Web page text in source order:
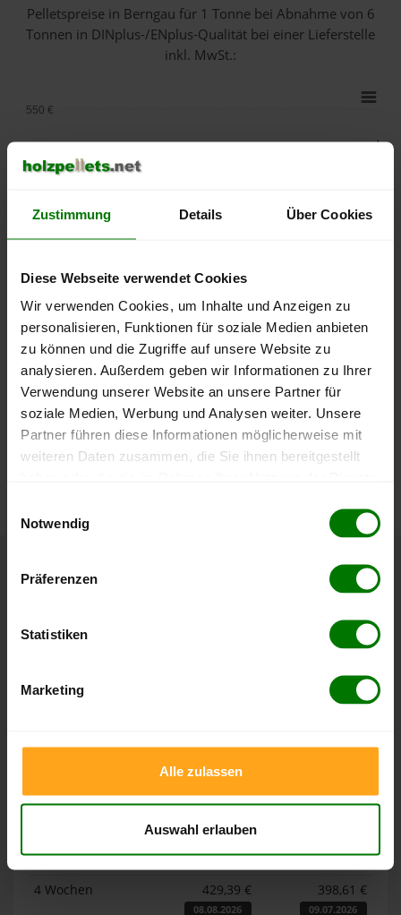
Zustimmung Details Über Cookies
Diese Webseite verwendet Cookies
Wir verwenden Cookies, um Inhalte und Anzeigen zu
personalisieren, Funktionen für soziale Medien anbieten
zu können und die Zugriffe auf unsere Website zu
analysieren. Außerdem geben wir Informationen zu Ihrer
Verwendung unserer Website an unsere Partner für
soziale Medien, Werbung und Analysen weiter. Unsere
Partner führen diese Informationen möglicherweise mit
weiteren Daten zusammen, die Sie ihnen bereitgestellt
Notwendig
Präferenzen
Statistiken
Marketing
Alle zulassen
Auswahl erlauben
Pelletspreise in Berngau für 1 Tonne bei Abnahmevon 6
Tonnen in DINplus-/ENplus-Qualität bei einer Lieferstelle
inkl. MwSt.:
lose Ware Sackware
September
Januar
Mai
250 €
350 €
550 €
Die aktuelle Preisentwicklung für Holzpellets in Deutschland
können Sie jederzeit auf unsererPelletspreise-Seite
Höchst- und Tiefststände der
Pelletspreise für lose Holzpellets und Holzpellets
Sackware in Berngau
. Das dazugehörige Datum zeigt,
erreicht wurde.
Lose Holzpellets
Zeitraum Höchststand
Tiefststand
4 Wochen
429,39 €
08.08.2026
398,61 €
09.07.2026